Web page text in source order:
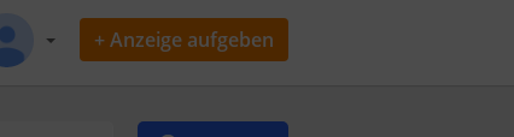
+ Anzeige aufgeben